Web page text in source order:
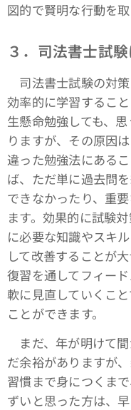
図的で賢明な行動を
３．司法書士試
司法書士試験の対策
効率的に学習するこ
生懸命勉強しても、
りますが、その原因
違った勉強法にある
ば、ただ単に過去問
できなかったり、重
ます。効果的に試験
に必要な知識やスキ
して改善することが
復習を通してフィー
軟に見直していくこ
ことができます。
まだ、年が明けて
だ余裕がありますが
習慣まで身につくま
ずいと思った方は、